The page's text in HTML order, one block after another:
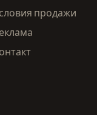
продажи